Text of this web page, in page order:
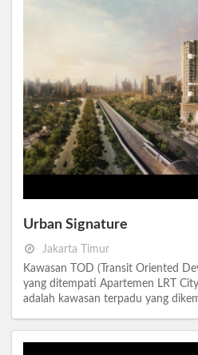
Urban Signature
Jakarta Timur
Kawasan TOD (Transit Oriented
yang ditempati Apartemen LRT
adalah kawasan terpadu yang